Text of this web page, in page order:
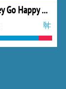
Monkey Go Happy Mayhem